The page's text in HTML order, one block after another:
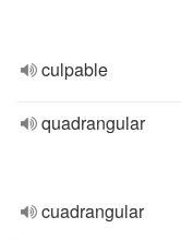
culpable
quadrangular
cuadrangular